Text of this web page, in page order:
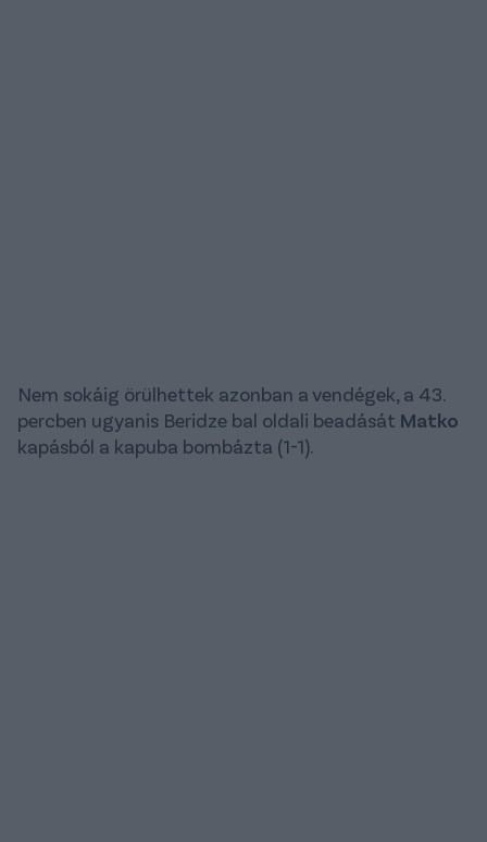
Nem sokáig örülhettek azonban a vendégek, a 43.
percben ugyanis Beridze bal oldali beadását Matko
kapásból a kapuba bombázta (1-1).